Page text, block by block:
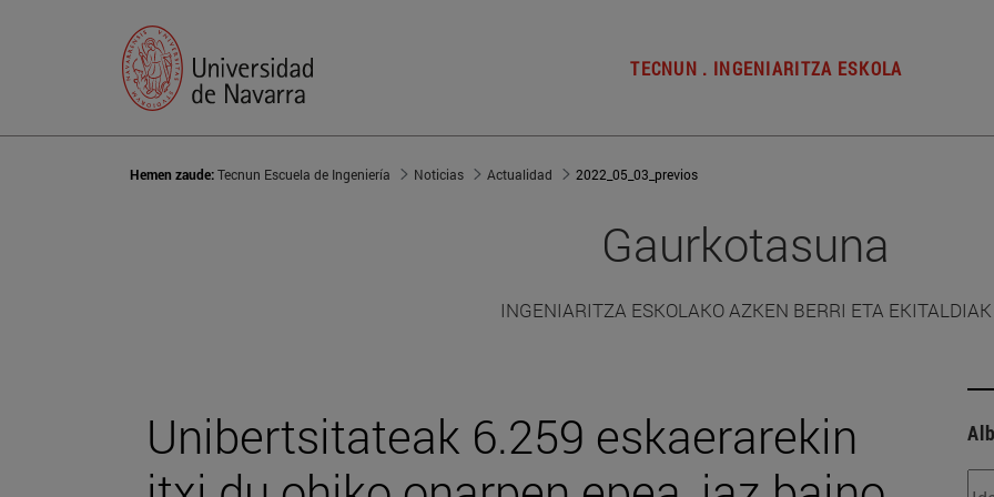
TECNUN . INGENIARITZA ESKOLA
Hemen zaude:Tecnun Escuela de Ingeniería Noticias Actualidad 2022_05_03_previos
Gaurkotasuna
INGENIARITZA ESKOLAKO AZKEN BERRI ETA EKITALDIAK
Unibertsitateak 6.259 eskaerarekin